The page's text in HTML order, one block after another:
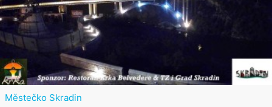
Městečko Skradin